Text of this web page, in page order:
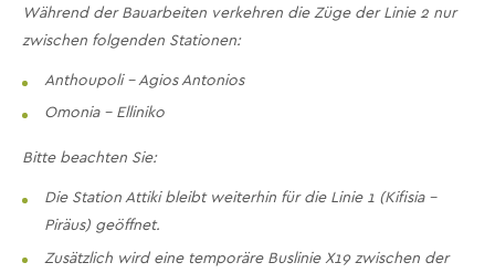
Während der Bauarbeiten verkehren die Züge der Linie 2 nur
zwischen folgenden Stationen:
Anthoupoli – Agios Antonios
Omonia – Elliniko
Bitte beachten Sie:
Die Station Attiki bleibt weiterhin für die Linie 1 (Kifisia –
Piräus) geöffnet.
Zusätzlich wird eine temporäre Buslinie X19 zwischen der